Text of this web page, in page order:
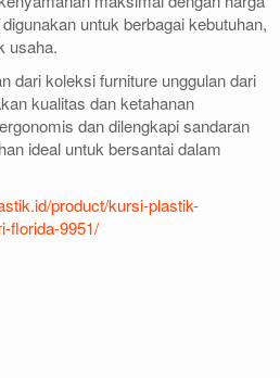
untuk berbagai kebutuhan,
usaha.
dari koleksi furniture unggulan dari
kualitas dan ketahanan
dan dilengkapi sandaran
ideal untuk bersantai dalam
product/kursi-plastik-
florida-9951/